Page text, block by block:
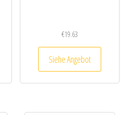
€19.63
Siehe Angebot